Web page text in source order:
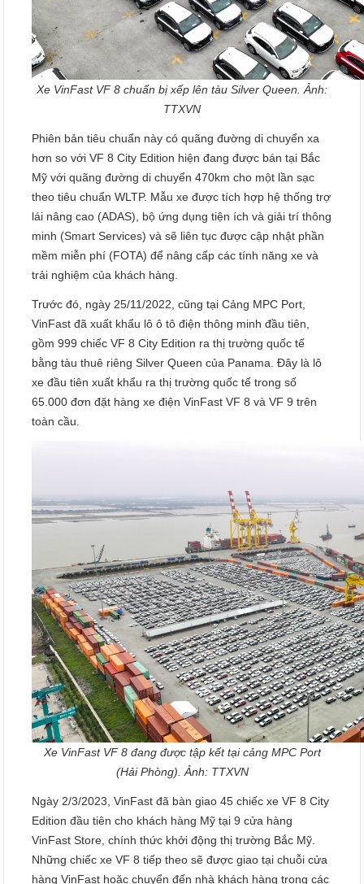
Xe VinFast VF 8 chuẩn bị xếp lên tàu Silver Queen. Ảnh:
TTXVN
Phiên bản tiêu chuẩn này có quãng đường di chuyển xa
hơn so với VF 8 City Edition hiện đang được bán tại Bắc
Mỹ với quãng đường di chuyển 470km cho một lần sạc
theo tiêu chuẩn WLTP. Mẫu xe được tích hợp hệ thống trợ
lái nâng cao (ADAS), bộ ứng dụng tiện ích và giải trí thông
minh (Smart Services) và sẽ liên tục được cập nhật phần
mềm miễn phí (FOTA) để nâng cấp các tính năng xe và
trải nghiệm của khách hàng.
Trước đó, ngày 25/11/2022, cũng tại Cảng MPC Port,
VinFast đã xuất khẩu lô ô tô điện thông minh đầu tiên,
gồm 999 chiếc VF 8 City Edition ra thị trường quốc tế
bằng tàu thuê riêng Silver Queen của Panama. Đây là lô
xe đầu tiên xuất khẩu ra thị trường quốc tế trong số
65.000 đơn đặt hàng xe điện VinFast VF 8 và VF 9 trên
toàn cầu.
Xe VinFast VF 8 đang được tập kết tại cảng MPC Port
(Hải Phòng). Ảnh: TTXVN
Ngày 2/3/2023, VinFast đã bàn giao 45 chiếc xe VF 8 City
Edition đầu tiên cho khách hàng Mỹ tại 9 cửa hàng
VinFast Store, chính thức khởi động thị trường Bắc Mỹ.
Những chiếc xe VF 8 tiếp theo sẽ được giao tại chuỗi cửa
hàng VinFast hoặc chuyển đến nhà khách hàng trong các